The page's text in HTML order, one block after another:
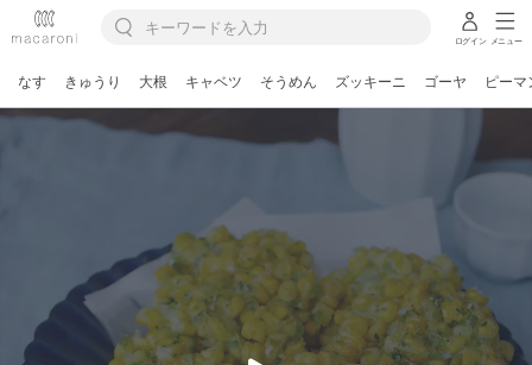
ログイン メニュー
なす きゅうり 大根 キャベツ そうめん ズッキーニ ゴーヤ ピーマ